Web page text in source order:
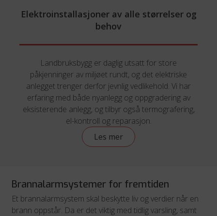
Elektroinstallasjoner av alle størrelser og
behov
Landbruksbygg er daglig utsatt for store
påkjenninger av miljøet rundt, og det elektriske
anlegget trenger derfor jevnlig vedlikehold. Vi har
erfaring med både nyanlegg og oppgradering av
eksisterende anlegg, og tilbyr også termografering,
el-kontroll og reparasjon.
Les mer
Brannalarmsystemer for fremtiden
Et brannalarmsystem skal beskytte liv og verdier når en
brann oppstår. Da er det viktig med tidlig varsling, samt